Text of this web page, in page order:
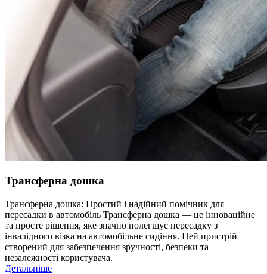
Трансферна дошка
Трансферна дошка: Простий і надійний помічник для
пересадки в автомобіль Трансферна дошка — це інноваційне
та просте рішення, яке значно полегшує пересадку з
інвалідного візка на автомобільне сидіння. Цей пристрій
створений для забезпечення зручності, безпеки та
незалежності користувача.
Детальніше